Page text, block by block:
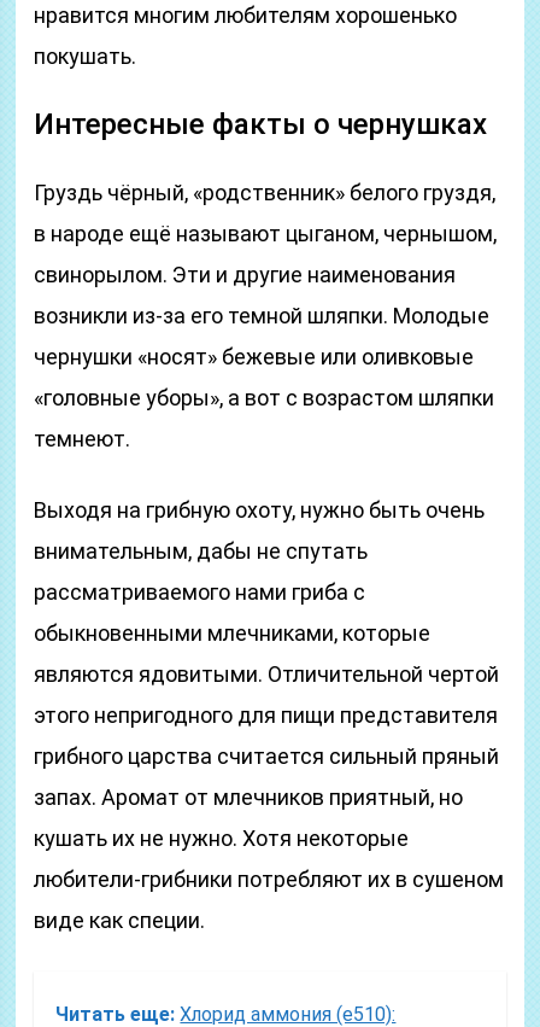
нравится многим любителям хорошенько
покушать.
Интересные факты о чернушках
Груздь чёрный, «родственник» белого груздя,
в народе ещё называют цыганом, чернышом,
свинорылом. Эти и другие наименования
возникли из-за его темной шляпки. Молодые
чернушки «носят» бежевые или оливковые
«головные уборы», а вот с возрастом шляпки
темнеют.
Выходя на грибную охоту, нужно быть очень
внимательным, дабы не спутать
рассматриваемого нами гриба с
обыкновенными млечниками, которые
являются ядовитыми. Отличительной чертой
этого непригодного для пищи представителя
грибного царства считается сильный пряный
запах. Аромат от млечников приятный, но
кушать их не нужно. Хотя некоторые
любители-грибники потребляют их в сушеном
виде как специи.
Читать еще: Хлорид аммония (е510):